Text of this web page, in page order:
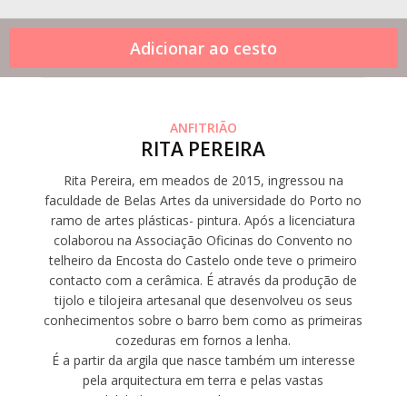
ANFITRIÃO
RITA PEREIRA
Rita Pereira, em meados de 2015, ingressou na
faculdade de Belas Artes da universidade do Porto no
ramo de artes plásticas- pintura. Após a licenciatura
colaborou na Associação Oficinas do Convento no
telheiro da Encosta do Castelo onde teve o primeiro
contacto com a cerâmica. É através da produção de
tijolo e tilojeira artesanal que desenvolveu os seus
conhecimentos sobre o barro bem como as primeiras
cozeduras em fornos a lenha.
É a partir da argila que nasce também um interesse
pela arquitectura em terra e pelas vastas